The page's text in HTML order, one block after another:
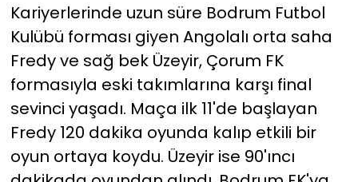
Kariyerlerinde uzun süre Bodrum Futbol
Kulübü forması giyen Angolalı orta saha
Fredy ve sağ bek Üzeyir, Çorum FK
formasıyla eski takımlarına karşı final
sevinci yaşadı. Maça ilk 11'de başlayan
Fredy 120 dakika oyunda kalıp etkili bir
oyun ortaya koydu. Üzeyir ise 90'ıncı